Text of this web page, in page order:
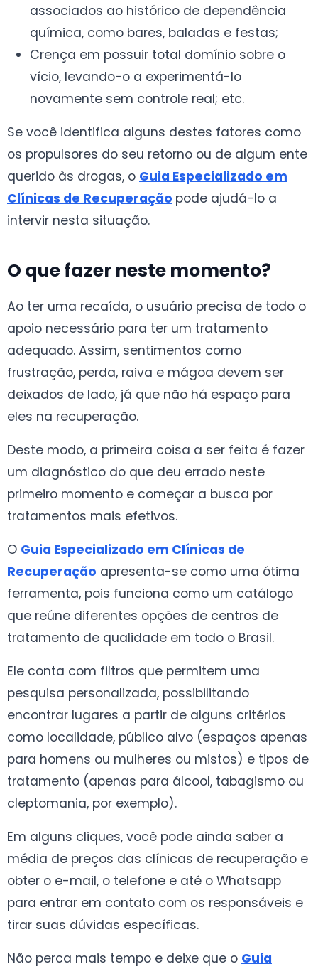
associados ao histórico de dependência
química, como bares, baladas e festas;
Crença em possuir total domínio sobre o
vício, levando-o a experimentá-lo
novamente sem controle real; etc.
Se você identifica alguns destes fatores como
os propulsores do seu retorno ou de algum ente
querido às drogas, o Guia Especializado em
Clínicas de Recuperação pode ajudá-lo a
intervir nesta situação.
O que fazer neste momento?
Ao ter uma recaída, o usuário precisa de todo o
apoio necessário para ter um tratamento
adequado. Assim, sentimentos como
frustração, perda, raiva e mágoa devem ser
deixados de lado, já que não há espaço para
eles na recuperação.
Deste modo, a primeira coisa a ser feita é fazer
um diagnóstico do que deu errado neste
primeiro momento e começar a busca por
tratamentos mais efetivos.
O Guia Especializado em Clínicas de
Recuperação apresenta-se como uma ótima
ferramenta, pois funciona como um catálogo
que reúne diferentes opções de centros de
tratamento de qualidade em todo o Brasil.
Ele conta com filtros que permitem uma
pesquisa personalizada, possibilitando
encontrar lugares a partir de alguns critérios
como localidade, público alvo (espaços apenas
para homens ou mulheres ou mistos) e tipos de
tratamento (apenas para álcool, tabagismo ou
cleptomania, por exemplo).
Em alguns cliques, você pode ainda saber a
média de preços das clínicas de recuperação e
obter o e-mail, o telefone e até o Whatsapp
para entrar em contato com os responsáveis e
tirar suas dúvidas específicas.
Não perca mais tempo e deixe que o Guia